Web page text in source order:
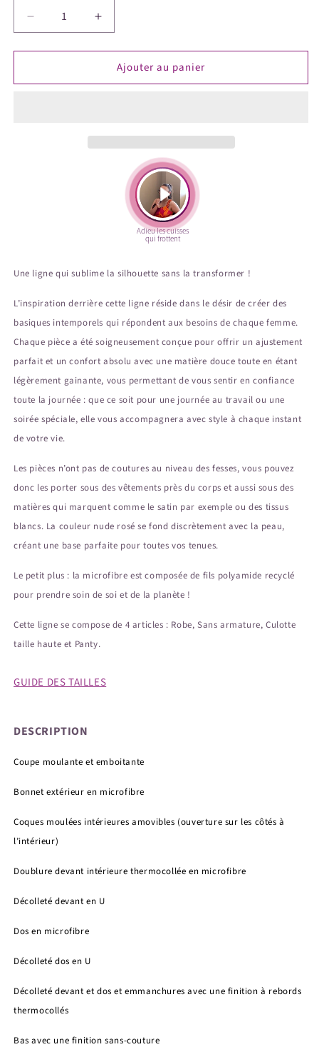
Réduire
la
quantité
INVISIBLE
Augmenter
la
quantité
INVISIBLE
Ajouter au panier
Une ligne qui sublime la silhouette sans la transformer !
L’inspiration derrière cette ligne réside dans le désir de créer des
basiques intemporels qui répondent aux besoins de chaque femme.
Chaque pièce a été soigneusement conçue pour offrir un ajustement
parfait et un confort absolu avec une matière douce toute en étant
légèrement gainante, vous permettant de vous sentir en confiance
toute la journée : que ce soit pour une journée au travail ou une
soirée spéciale, elle vous accompagnera avec style à chaque instant
de votre vie.
Les pièces n’ont pas de coutures au niveau des fesses, vous pouvez
donc les porter sous des vêtements près du corps et aussi sous des
matières qui marquent comme le satin par exemple ou des tissus
blancs. La couleur nude rosé se fond discrètement avec la peau,
créant une base parfaite pour toutes vos tenues.
Le petit plus : la microfibre est composée de fils polyamide recyclé
pour prendre soin de soi et de la planète !
Cette ligne se compose de 4 articles : Robe, Sans armature, Culotte
taille haute et Panty.
GUIDE DES TAILLES
DESCRIPTION
Coupe moulante et emboitante
Bonnet extérieur en microfibre
Coques moulées intérieures amovibles (ouverture sur les côtés à
l’intérieur)
Doublure devant intérieure thermocollée en microfibre
Décolleté devant en U
Dos en microfibre
Décolleté dos en U
Décolleté devant et dos et emmanchures avec une finition à rebords
thermocollés
Bas avec une finition sans-couture